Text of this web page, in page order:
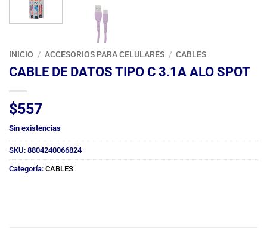
INICIO / ACCESORIOS PARA CELULARES / CABLES
CABLE DE DATOS TIPO C 3.1A ALO SPOT
$557
Sin existencias
SKU: 8804240066824
Categoría: CABLES